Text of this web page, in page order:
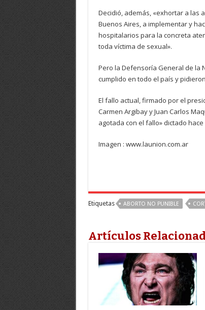
Decidió, además, «exhortar a las
Buenos Aires, a implementar y
hospitalarios para la concreta
toda víctima de sexual».
Pero la Defensoría General de la
cumplido en todo el país y
El fallo actual, firmado por el
Carmen Argibay y Juan Carlos
agotada con el fallo» dictado hace
Imagen : www.launion.com.ar
Etiquetas ABORTO NO PUNIBLE
Artículos